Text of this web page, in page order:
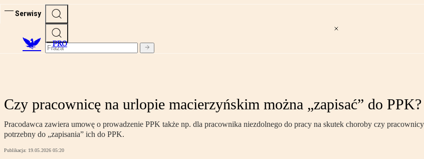
Serwisy
PRO
Czy pracownicę na urlopie macierzyńskim można „zapisać” do PPK?
Pracodawca zawiera umowę o prowadzenie PPK także np. dla pracownika niezdolnego do pracy na skutek choroby czy
potrzebny do „zapisania” ich do PPK.
Publikacja: 19.05.2026 05:20